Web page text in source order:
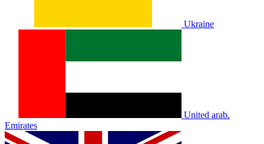
Ukraine
United arab.
Emirates